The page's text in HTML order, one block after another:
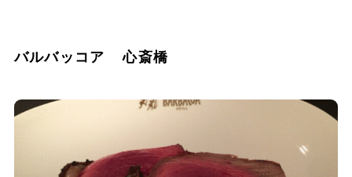
バルバッコア 心斎橋